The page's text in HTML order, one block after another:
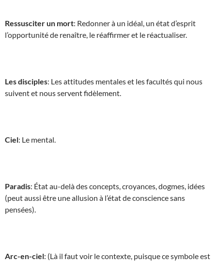
Ressusciter un mort: Redonner à un idéal, un état d’esprit
l’opportunité de renaître, le réaffirmer et le réactualiser.
Les disciples: Les attitudes mentales et les facultés qui nous
suivent et nous servent fidèlement.
Ciel: Le mental.
Paradis: État au-delà des concepts, croyances, dogmes, idées
(peut aussi être une allusion à l’état de conscience sans
pensées).
Arc-en-ciel: (Là il faut voir le contexte, puisque ce symbole est